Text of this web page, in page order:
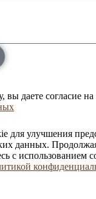
даете согласие на
для улучшения
данных.
с использованием